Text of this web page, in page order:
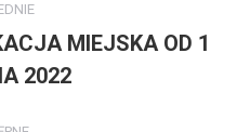
MIEJSKA OD 1
2022